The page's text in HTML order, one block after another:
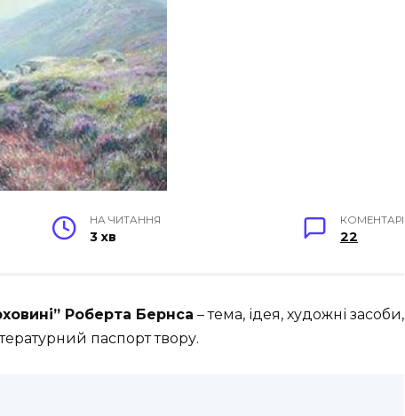
НА ЧИТАННЯ
3 хв
КОМЕНТАРІ
22
Роберта Бернса – тема, ідея, художні засоби,
паспорт твору.